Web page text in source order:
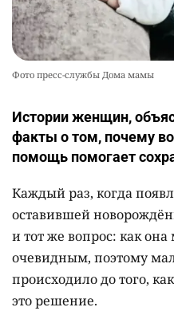
Фото пресс-службы Дома мамы
Истории женщин,
факты о том, почему
помощь помогает
Каждый раз, когда
оставившей
и тот же вопрос: как она
очевидным, поэтому
происходило до того,
это решение.